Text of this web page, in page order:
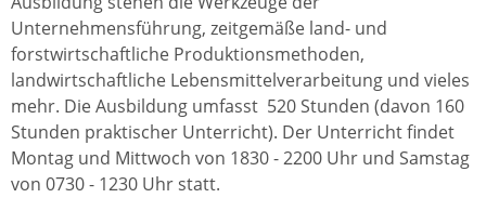
Unternehmensführung, zeitgemäße land- und
forstwirtschaftliche Produktionsmethoden,
landwirtschaftliche Lebensmittelverarbeitung und vieles
mehr. Die Ausbildung umfasst 520 Stunden (davon 160
Stunden praktischer Unterricht). Der Unterricht findet
Montag und Mittwoch von 1830 - 2200 Uhr und Samstag
von 0730 - 1230 Uhr statt.